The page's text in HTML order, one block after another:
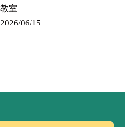
教室
2026/06/15